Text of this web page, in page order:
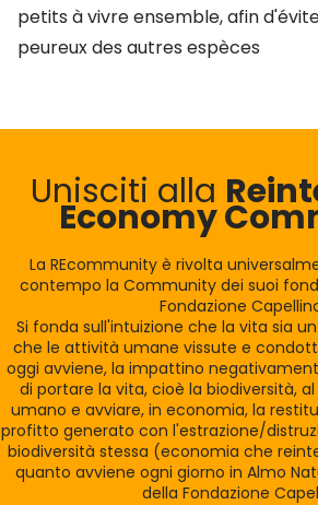
petits à vivre ensemble, afin
peureux des autres espèces
Unisciti alla
Economy
La REcommunity è rivolta
contempo la Community dei suoi
Fondazione
Si fonda sull'intuizione che la vita sia
che le attività umane vissute e
oggi avviene, la impattino
di portare la vita, cioè la biodiversità,
umano e avviare, in economia, la
profitto generato con l'estrazione/
biodiversità stessa (economia che
quanto avviene ogni giorno in Almo
della Fondazione